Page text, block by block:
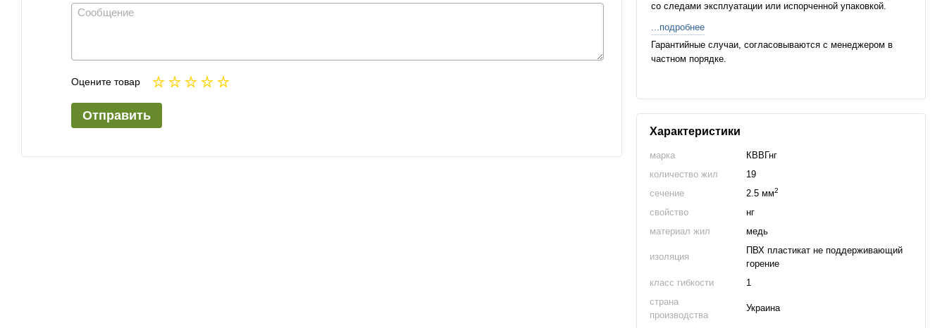
Оцените товар
Отправить
со следами эксплуатации или испорченной упаковкой.
...подробнее
Гарантийные случаи, согласовываются с менеджером в
частном порядке.
Характеристики
марка
КВВГнг
количество жил
19
сечение
2.5 мм2
свойство
нг
материал жил
медь
изоляция
ПВХ пластикат не поддерживающий
горение
класс гибкости
1
страна
производства
Украина